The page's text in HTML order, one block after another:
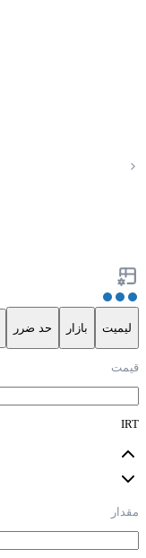
لیمیت بازار حد ضرر
قیمت
IRT
مقدار